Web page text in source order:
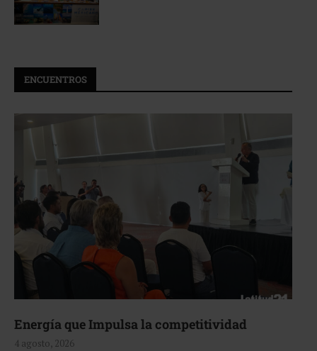
ENCUENTROS
Energía que Impulsa la competitividad
4 agosto, 2026